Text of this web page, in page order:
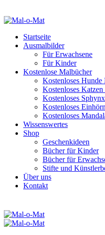
Startseite
Ausmalbilder
Für Erwachsene
Für Kinder
Kostenlose Malbücher
Kostenloses Hunde
Kostenloses
Kostenloses
Kostenloses
Kostenloses
Wissenswertes
Shop
Geschenkideen
Bücher für Kinder
Bücher für
Stifte und
Über uns
Kontakt